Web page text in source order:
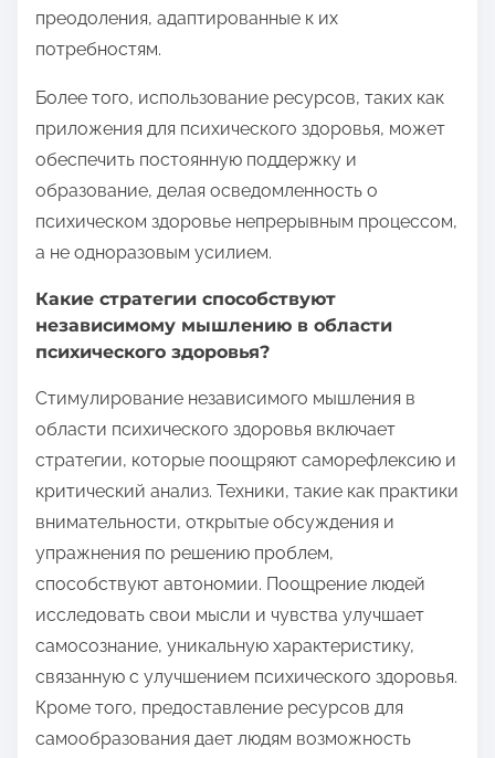
преодоления, адаптированные к их
потребностям.
Более того, использование ресурсов, таких как
приложения для психического здоровья, может
обеспечить постоянную поддержку и
образование, делая осведомленность о
психическом здоровье непрерывным процессом,
а не одноразовым усилием.
Какие стратегии способствуют
независимому мышлению в области
психического здоровья?
Стимулирование независимого мышления в
области психического здоровья включает
стратегии, которые поощряют саморефлексию и
критический анализ. Техники, такие как практики
внимательности, открытые обсуждения и
упражнения по решению проблем,
способствуют автономии. Поощрение людей
исследовать свои мысли и чувства улучшает
самосознание, уникальную характеристику,
связанную с улучшением психического здоровья.
Кроме того, предоставление ресурсов для
самообразования дает людям возможность